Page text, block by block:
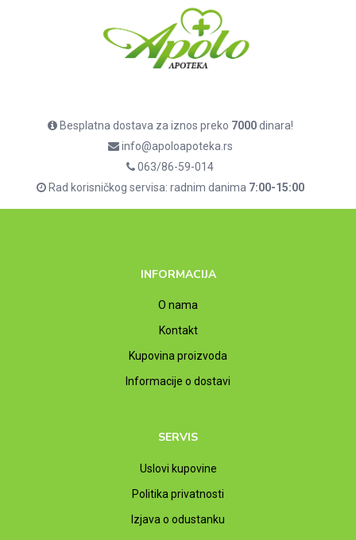
Besplatna dostava za iznos preko 7000dinara!
info@apoloapoteka.rs
063/86-59-014
Rad korisničkog servisa: radnim danima 7:00-15:00
INFORMACIJA
O nama
Kontakt
Kupovina proizvoda
Informacije o dostavi
SERVIS
Uslovi kupovine
Politika privatnosti
Izjava o odustanku